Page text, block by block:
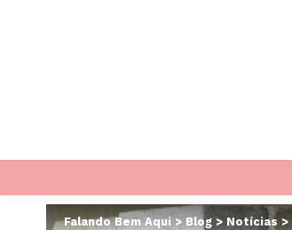
Falando Bem Aqui > Blog > Notícias >